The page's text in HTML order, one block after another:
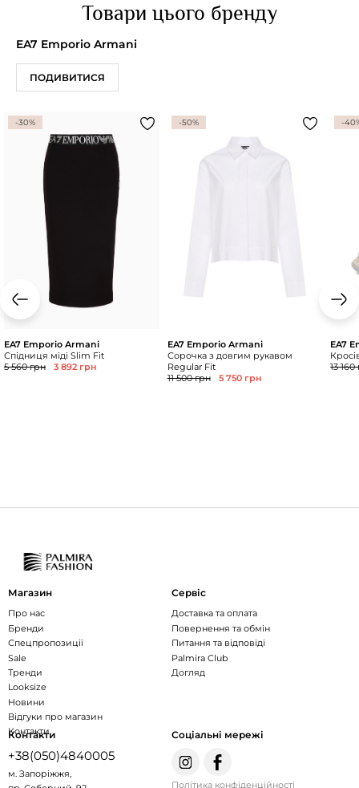
Товари цього бренду
EA7 Emporio Armani
ПОДИВИТИСЯ
-30%
EA7 Emporio Armani
Спідниця міді Slim Fit
5 560 грн
3 892 грн
-50%
EA7 Emporio Armani
Сорочка з довгим рукавом
Regular Fit
11 500 грн
5 750 грн
-
EA7
13 160
Магазин
Про нас
Бренди
Спецпропозиції
Sale
Тренди
Looksize
Новини
Відгуки про магазин
Контакти
Сервіс
Доставка та оплата
Повернення та обмін
Питання та відповіді
Palmira Club
Догляд
Контакти
+38(050)4840005
м. Запоріжжя,
Соціальні мережі
Політика конфіденційності